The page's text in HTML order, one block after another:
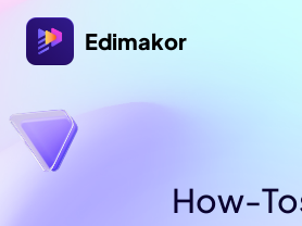
Edimakor
How-